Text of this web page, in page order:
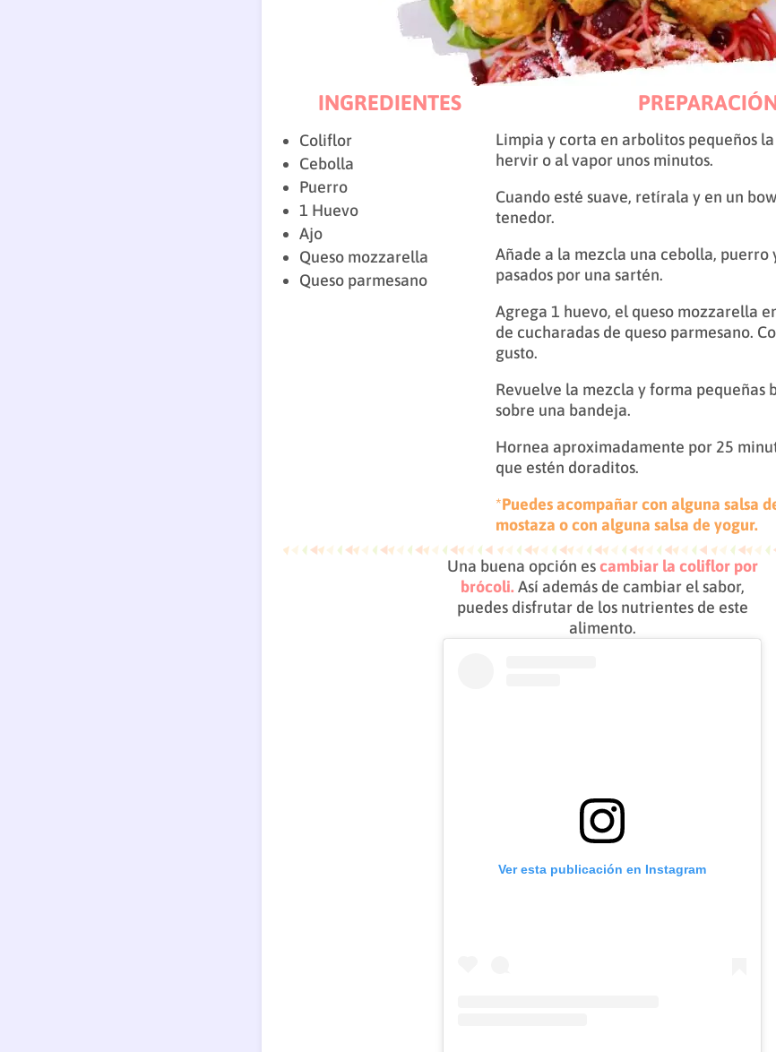
INGREDIENTES
Coliflor
Cebolla
Puerro
1 Huevo
Ajo
Queso mozzarella
Queso parmesano
Limpia y corta en arbolitos pequeños
hervir o al vapor unos minutos.
Cuando esté suave, retírala y en un
tenedor.
Añade a la mezcla una cebolla, puerro
pasados por una sartén.
Agrega 1 huevo, el queso mozzarella
de cucharadas de queso parmesano.
gusto.
Revuelve la mezcla y forma pequeñas
sobre una bandeja.
Hornea aproximadamente por 25
que estén doraditos.
*Puedes acompañar con alguna salsa
mostaza o con alguna salsa de yogur.
Una buena opción escambiar la coliflor por
brócoli. Así además de cambiar el sabor,
puedes disfrutar de los nutrientes de este
alimento.
Ver esta publicación en Instagram